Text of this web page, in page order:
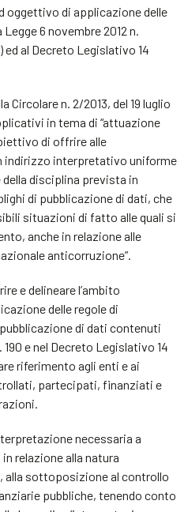
oggettivo di applicazione delle
6 novembre 2012 n.
ed al Decreto Legislativo 14
Circolare n. 2/2013, del 19 luglio
in tema di “attuazione
di offrire alle
indirizzo interpretativo uniforme
disciplina prevista in
di pubblicazione di dati, che
situazioni di fatto alle quali si
anche in relazione alle
anticorruzione”.
e delineare l’ambito
delle regole di
di dati contenuti
190 e nel Decreto Legislativo 14
riferimento agli enti e ai
partecipati, finanziati e
necessaria a
relazione alla natura
alla sottoposizione al controllo
pubbliche, tenendo conto